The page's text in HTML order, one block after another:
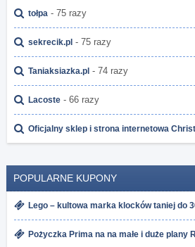
tołpa - 75 razy
sekrecik.pl - 75 razy
Taniaksiazka.pl - 74 razy
Lacoste - 66 razy
Oficjalny sklep i strona internetowa
POPULARNE KUPONY
Lego – kultowa marka klocków taniej do
Pożyczka Prima na na małe i duże plany